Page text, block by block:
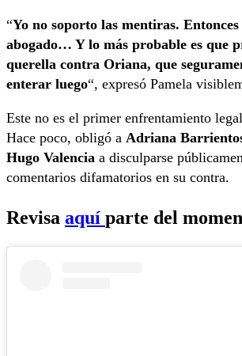
“Yo no soporto las mentiras.
abogado… Y lo más probable es que
querella contra Oriana, que
enterar luego“, expresó Pamela
Este no es el primer enfrentamiento
Hace poco, obligó a Adriana
Hugo Valencia a disculparse
comentarios difamatorios en su contra.
Revisa aquí parte del